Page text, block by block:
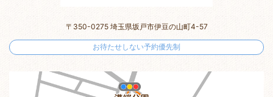
〒350-0275 埼玉県坂戸市伊豆の山町4-57
お待たせしない予約優先制